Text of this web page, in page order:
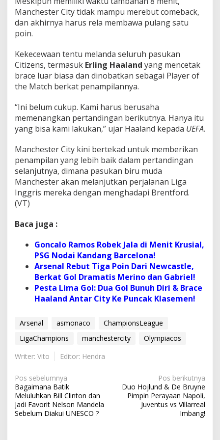
Manchester City tidak mampu merebut comeback,
dan akhirnya harus rela membawa pulang satu
poin.
Kekecewaan tentu melanda seluruh pasukan
Citizens, termasuk Erling Haaland yang mencetak
brace luar biasa dan dinobatkan sebagai Player of
the Match berkat penampilannya.
“Ini belum cukup. Kami harus berusaha
memenangkan pertandingan berikutnya. Hanya itu
yang bisa kami lakukan,” ujar Haaland kepada UEFA.
Manchester City kini bertekad untuk memberikan
penampilan yang lebih baik dalam pertandingan
selanjutnya, dimana pasukan biru muda
Manchester akan melanjutkan perjalanan Liga
Inggris mereka dengan menghadapi Brentford.
(VT)
Baca juga :
Goncalo Ramos Robek Jala di Menit Krusial,
PSG Nodai Kandang Barcelona!
Arsenal Rebut Tiga Poin Dari Newcastle,
Berkat Gol Dramatis Merino dan Gabriel!
Pesta Lima Gol: Dua Gol Bunuh Diri & Brace
Haaland Antar City Ke Puncak Klasemen!
Arsenal asmonaco
ChampionsLeague
LigaChampions
manchestercity
Olympiacos
Writer: Vito
Editor: Hendra
N
a
v
Pos sebelumnya
Bagaimana Batik
Meluluhkan Bill Clinton dan
Jadi Favorit Nelson Mandela
Sebelum Diakui UNESCO ?
Pos berikutnya
Duo Hojlund & De Bruyne
Pimpin Perayaan Napoli,
Juventus vs Villarreal
Imbang!